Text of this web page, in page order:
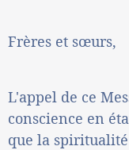
Frères et sœurs,
L'appel de ce
conscience en
que la spiritualité